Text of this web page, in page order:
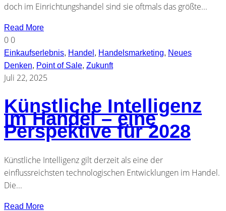
doch im Einrichtungshandel sind sie oftmals das größte...
Read More
0 0
Einkaufserlebnis, Handel , Handelsmarketing, Neues
Denken, Point of Sale, Zukunft
Juli 22, 2025
Künstliche Intelligenz
im Handel – eine
Perspektive für 2028
Künstliche Intelligenz gilt derzeit als eine der
einflussreichsten technologischen Entwicklungen im Handel.
Die...
Read More